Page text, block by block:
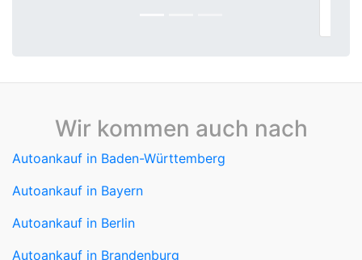
Wir kommen auch nach
Autoankauf in Baden-Württemberg
Autoankauf in Bayern
Autoankauf in Berlin
Autoankauf in Brandenburg